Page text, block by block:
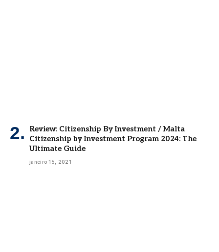
Review: Citizenship By Investment / Malta
Citizenship by Investment Program 2024: The
Ultimate Guide
janeiro 15, 2021